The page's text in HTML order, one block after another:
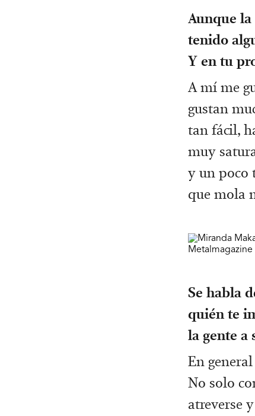
Aunque
tenido
Y en tu
A mí me
gustan
tan fácil,
muy
y un poco
que mola
Se habla
quién te
la gente a
En
No solo
atreverse